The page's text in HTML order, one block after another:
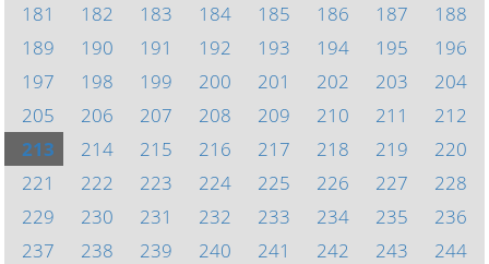
181
182 183 184 185 186 187
188
189
190 191 192 193 194 195
196
197
198 199 200 201 202 203
204
205
206 207 208 209 210 211
212
213
214 215 216 217 218 219
220
221
222 223 224 225 226 227
228
229
230 231 232 233 234 235
236
237
238 239 240 241 242 243
244